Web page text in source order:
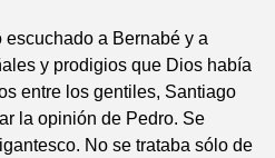
a Bernabé y a
y prodigios que Dios había
entre los gentiles, Santiago
la opinión de Pedro. Se
No se trataba sólo de